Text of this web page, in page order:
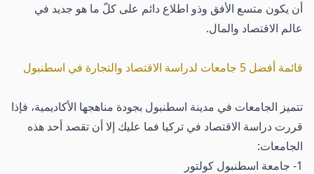
أن يكون متسع الأفق وذو اطلاع دائم على كلّ ما هو جديد في
عالم الاقتصاد والمال.
قائمة أفضل 5 جامعات لدراسة الاقتصاد والتجارة في اسطنبول
تتميز الجامعات في مدينة اسطنبول بجودة مناهجها الأكاديمية، فإذا
قررت دراسة الاقتصاد في تركيا فما عليك إلا أن تقصد أحد هذه
الجامعات:
1- جامعة اسطنبول كولتور